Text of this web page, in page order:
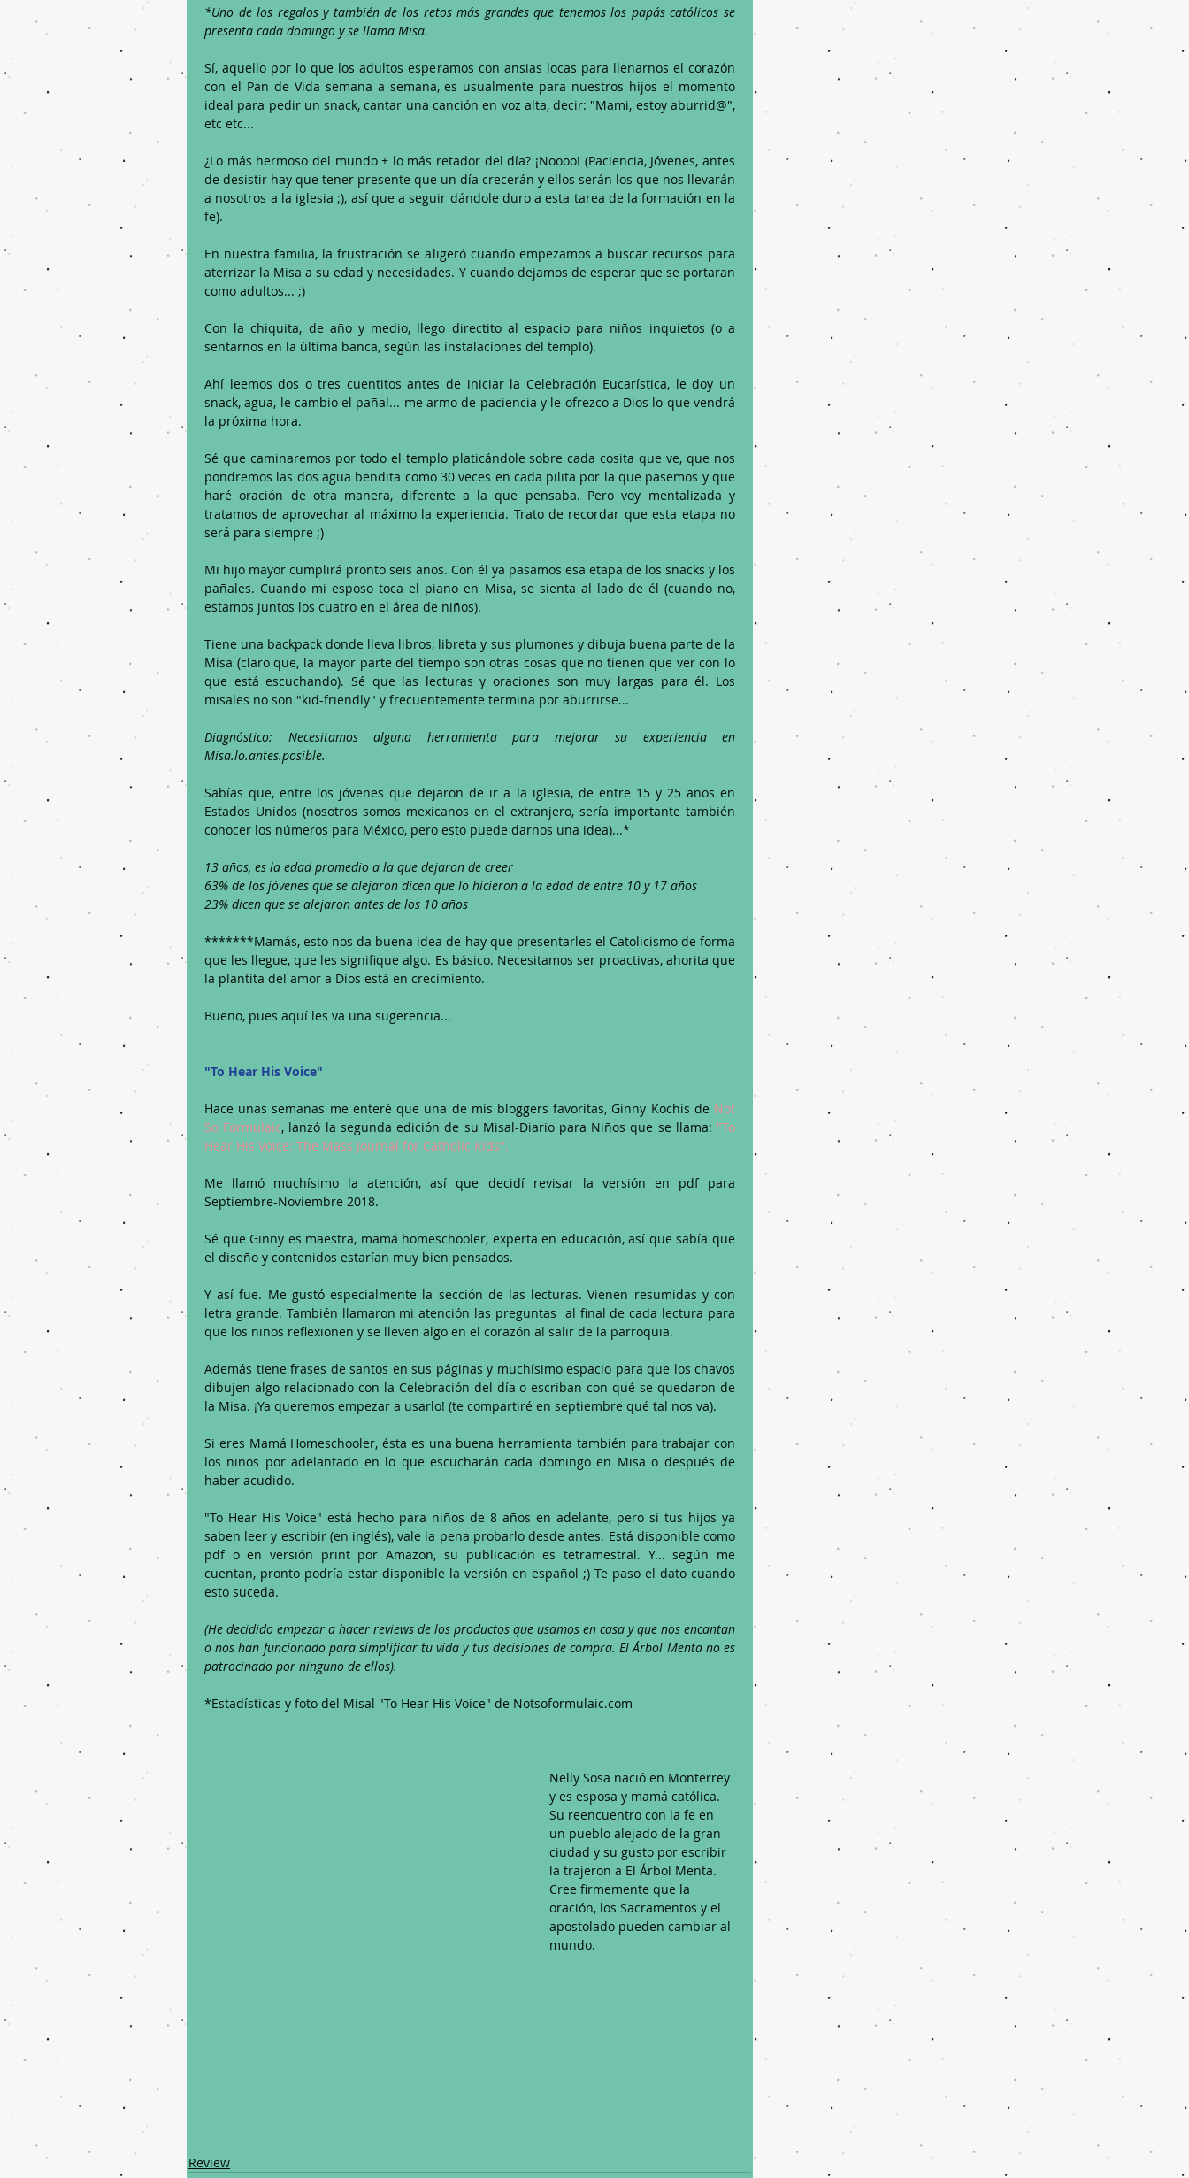
*Uno de los regalos y también de los retos más grandes que tenemos los papás católicos se
presenta cada domingo y se llama Misa.
Sí, aquello por lo que los adultos esperamos con ansias locas para llenarnos el corazón
con el Pan de Vida semana a semana, es usualmente para nuestros hijos el momento
ideal para pedir un snack, cantar una canción en voz alta, decir: "Mami, estoy aburrid@",
etc etc...
¿Lo más hermoso del mundo + lo más retador del día? ¡Noooo! (Paciencia, Jóvenes, antes
de desistir hay que tener presente que un día crecerán y ellos serán los que nos llevarán
a nosotros a la iglesia ;), así que a seguir dándole duro a esta tarea de la formación en la
fe).
En nuestra familia, la frustración se aligeró cuando empezamos a buscar recursos para
aterrizar la Misa a su edad y necesidades. Y cuando dejamos de esperar que se portaran
como adultos... ;)
Con la chiquita, de año y medio, llego directito al espacio para niños inquietos (o a
sentarnos en la última banca, según las instalaciones del templo).
Ahí leemos dos o tres cuentitos antes de iniciar la Celebración Eucarística, le doy un
snack, agua, le cambio el pañal... me armo de paciencia y le ofrezco a Dios lo que vendrá
la próxima hora.
Sé que caminaremos por todo el templo platicándole sobre cada cosita que ve, que nos
pondremos las dos agua bendita como 30 veces en cada pilita por la que pasemos y que
haré oración de otra manera, diferente a la que pensaba. Pero voy mentalizada y
tratamos de aprovechar al máximo la experiencia. Trato de recordar que esta etapa no
será para siempre ;)
Mi hijo mayor cumplirá pronto seis años. Con él ya pasamos esa etapa de los snacks y los
pañales. Cuando mi esposo toca el piano en Misa, se sienta al lado de él (cuando no,
estamos juntos los cuatro en el área de niños).
Tiene una backpack donde lleva libros, libreta y sus plumones y dibuja buena parte de la
Misa (claro que, la mayor parte del tiempo son otras cosas que no tienen que ver con lo
que está escuchando). Sé que las lecturas y oraciones son muy largas para él. Los
misales no son "kid-friendly" y frecuentemente termina por aburrirse...
Diagnóstico: Necesitamos alguna herramienta para mejorar su experiencia en
Misa.lo.antes.posible.
Sabías que, entre los jóvenes que dejaron de ir a la iglesia, de entre 15 y 25 años en
Estados Unidos (nosotros somos mexicanos en el extranjero, sería importante también
conocer los números para México, pero esto puede darnos una idea)...*
13 años, es la edad promedio a la que dejaron de creer
63% de los jóvenes que se alejaron dicen que lo hicieron a la edad de entre 10 y 17 años
23% dicen que se alejaron antes de los 10 años
*******Mamás, esto nos da buena idea de hay que presentarles el Catolicismo de forma
que les llegue, que les signifique algo. Es básico. Necesitamos ser proactivas, ahorita que
la plantita del amor a Dios está en crecimiento.
Bueno, pues aquí les va una sugerencia...
"To Hear His Voice"
Hace unas semanas me enteré que una de mis bloggers favoritas, Ginny Kochis de Not
So Formulaic, lanzó la segunda edición de su Misal-Diario para Niños que se llama: "To
Hear His Voice: The Mass Journal for Catholic Kids".
Me llamó muchísimo la atención, así que decidí revisar la versión en pdf para
Septiembre-Noviembre 2018.
Sé que Ginny es maestra, mamá homeschooler, experta en educación, así que sabía que
el diseño y contenidos estarían muy bien pensados.
Y así fue. Me gustó especialmente la sección de las lecturas. Vienen resumidas y con
letra grande. También llamaron mi atención las preguntas  al final de cada lectura para
que los niños reflexionen y se lleven algo en el corazón al salir de la parroquia.
Además tiene frases de santos en sus páginas y muchísimo espacio para que los chavos
dibujen algo relacionado con la Celebración del día o escriban con qué se quedaron de
la Misa. ¡Ya queremos empezar a usarlo! (te compartiré en septiembre qué tal nos va).
Si eres Mamá Homeschooler, ésta es una buena herramienta también para trabajar con
los niños por adelantado en lo que escucharán cada domingo en Misa o después de
haber acudido.
"To Hear His Voice" está hecho para niños de 8 años en adelante, pero si tus hijos ya
saben leer y escribir (en inglés), vale la pena probarlo desde antes. Está disponible como
pdf o en versión print por Amazon, su publicación es tetramestral. Y... según me
cuentan, pronto podría estar disponible la versión en español ;) Te paso el dato cuando
esto suceda.
(He decidido empezar a hacer reviews de los productos que usamos en casa y que nos encantan
o nos han funcionado para simplificar tu vida y tus decisiones de compra. El Árbol Menta no es
patrocinado por ninguno de ellos).
*Estadísticas y foto del Misal "To Hear His Voice" de Notsoformulaic.com
Nelly Sosa nació en Monterrey
y es esposa y mamá católica.
Su reencuentro con la fe en
un pueblo alejado de la gran
ciudad y su gusto por escribir
la trajeron a El Árbol Menta.
Cree firmemente que la
oración, los Sacramentos y el
apostolado pueden cambiar al
mundo.
Review